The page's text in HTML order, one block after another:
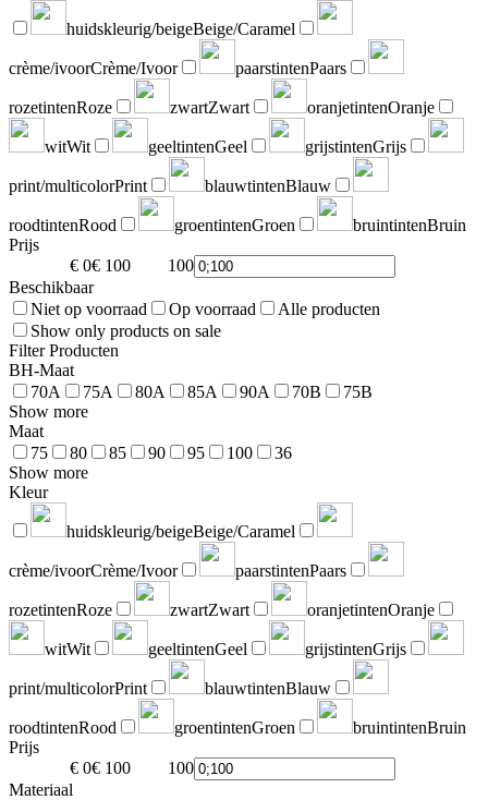
huidskleurig/beigeBeige/Caramel
crème/ivoorCrème/Ivoor paarstintenPaars
rozetintenRoze zwartZwart oranjetintenOranje
witWit geeltintenGeel grijstintenGrijs
print/multicolorPrint blauwtintenBlauw
roodtintenRood groentintenGroen bruintintenBruin
Prijs
€ 0€ 100 0
100
Beschikbaar
Niet op voorraad
Op voorraad
Alle producten
Show only products on sale
Filter Producten
BH-Maat
70A
75A 80A 85A 90A 70B
75B
Show more
Maat
75
80 85 90 95 100
36
Show more
Kleur
huidskleurig/beigeBeige/Caramel
crème/ivoorCrème/Ivoor paarstintenPaars
rozetintenRoze zwartZwart oranjetintenOranje
witWit geeltintenGeel grijstintenGrijs
print/multicolorPrint blauwtintenBlauw
roodtintenRood groentintenGroen bruintintenBruin
Prijs
€ 0€ 100 0
100
Materiaal